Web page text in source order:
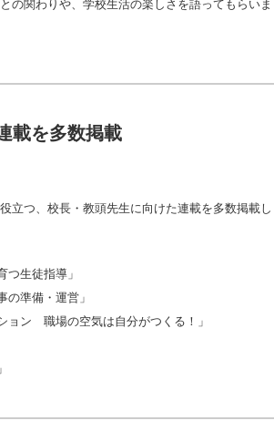
の関わりや、学校生活の楽しさを語ってもらいま
載を多数掲載
立つ、校長・教頭先生に向けた連載を多数掲載し
生徒指導」
準備・運営」
ョン 職場の空気は自分がつくる！」